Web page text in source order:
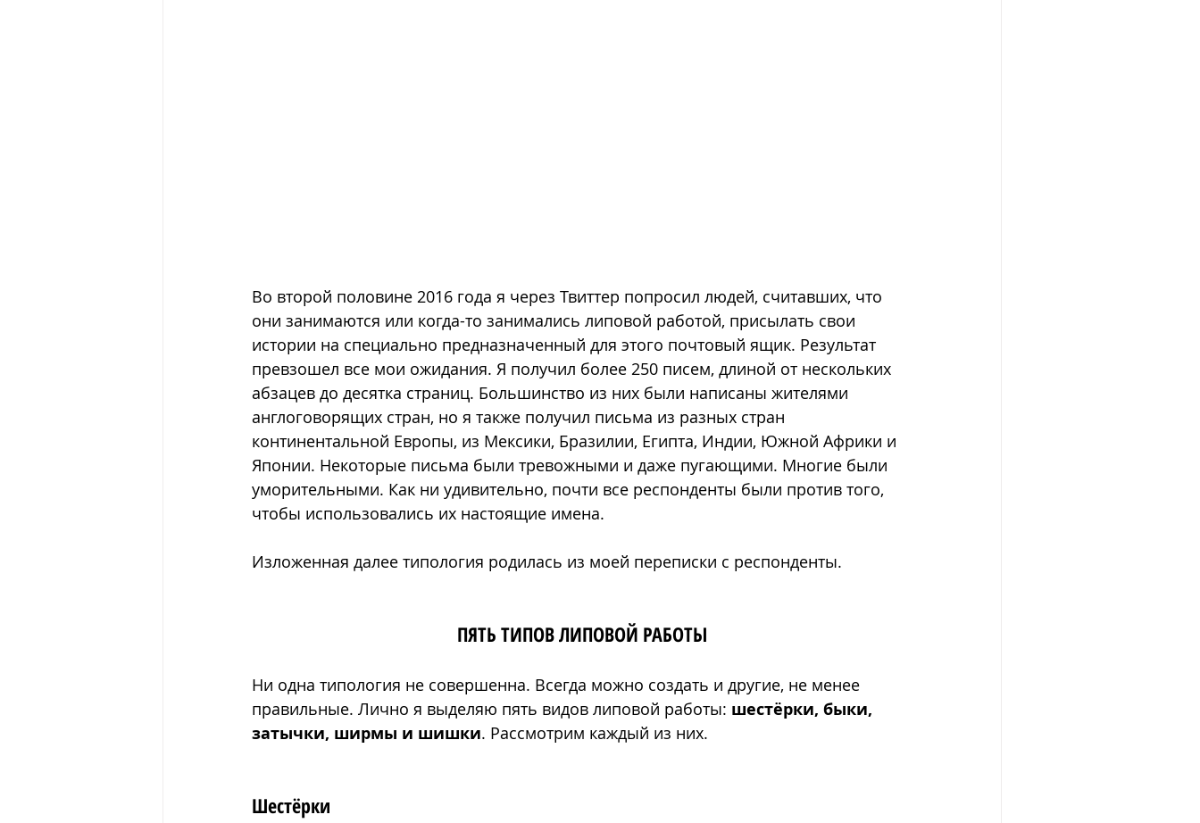
Во второй половине 2016 года я через Твиттер попросил людей, считавших, что
они занимаются или когда-то занимались липовой работой, присылать свои
истории на специально предназначенный для этого почтовый ящик. Результат
превзошел все мои ожидания. Я получил более 250 писем, длиной от нескольких
абзацев до десятка страниц. Большинство из них были написаны жителями
англоговорящих стран, но я также получил письма из разных стран
континентальной Европы, из Мексики, Бразилии, Египта, Индии, Южной Африки и
Японии. Некоторые письма были тревожными и даже пугающими. Многие были
уморительными. Как ни удивительно, почти все респонденты были против того,
чтобы использовались их настоящие имена.
Изложенная далее типология родилась из моей переписки с респонденты.
ПЯТЬ ТИПОВ ЛИПОВОЙ РАБОТЫ
Ни одна типология не совершенна. Всегда можно создать и другие, не менее
правильные. Лично я выделяю пять видов липовой работы: шестёрки, быки,
затычки, ширмы и шишки. Рассмотрим каждый из них.
Шестёрки